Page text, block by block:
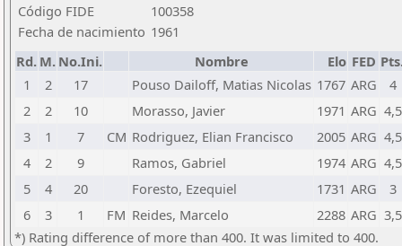
Código FIDE
100358
Fecha de nacimiento 1961
Rd. M. No.Ini. Nombre Elo FED
1
2 17 Pouso Dailoff, Matias Nicolas 1767 ARG
4
2
2 10 Morasso, Javier 1971 ARG 4,5
3
1 7 CM Rodriguez, Elian Francisco 2005 ARG 4,5
4
2 9 Ramos, Gabriel 1974 ARG 4,5
5
4 20 Foresto, Ezequiel 1731 ARG
3
6
3 1 FM Reides, Marcelo 2288 ARG 3,5
*) Rating difference of more than 400. It was limited to 400.